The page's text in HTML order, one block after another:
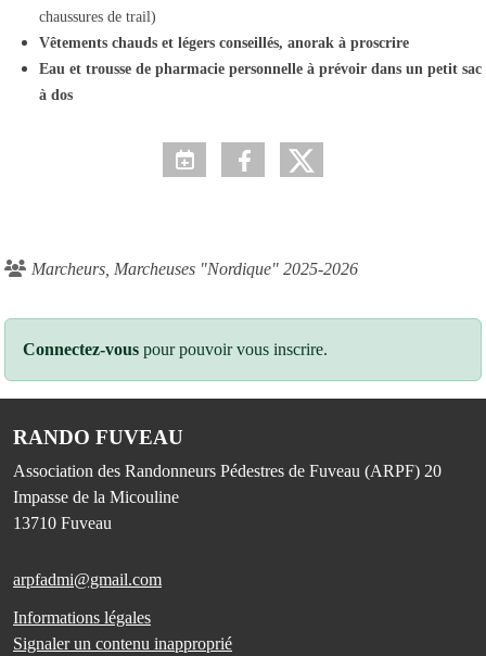
chaussures de trail)
Vêtements chauds et légers conseillés, anorak à proscrire
Eau et trousse de pharmacie personnelle à prévoir dans un petit sac
à dos
Marcheurs, Marcheuses "Nordique" 2025-2026
Connectez-vous pour pouvoir vous inscrire.
RANDO FUVEAU
Association des Randonneurs Pédestres de Fuveau (ARPF) 20
Impasse de la Micouline
13710 Fuveau
arpfadmi@gmail.com
Informations légales
Signaler un contenu inapproprié